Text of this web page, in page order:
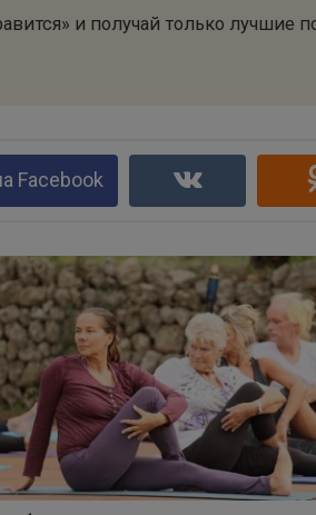
и получай только лучшие
Facebook